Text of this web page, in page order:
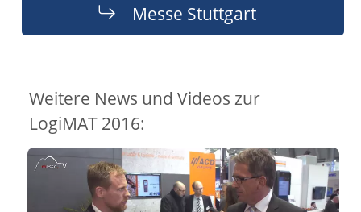
Messe Stuttgart
Weitere News und Videos zur
LogiMAT 2016: